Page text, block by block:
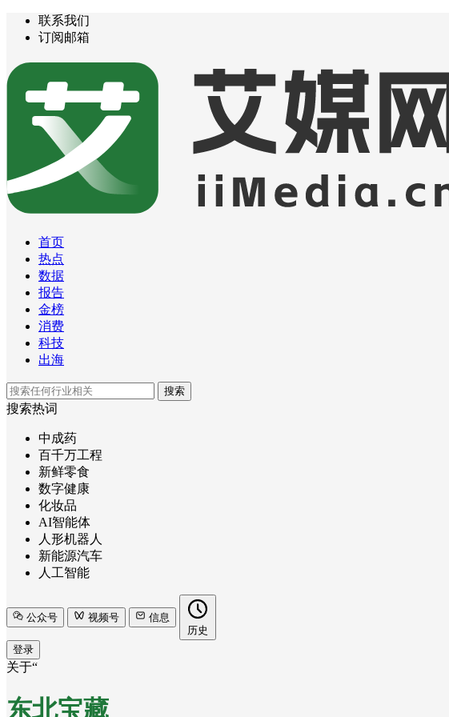
联系我们
订阅邮箱
首页
热点
数据
报告
金榜
消费
科技
出海
搜索
搜索热词
中成药
百千万工程
新鲜零食
数字健康
化妆品
AI智能体
人形机器人
新能源汽车
人工智能
公众号 视频号
信息
历史
登录
关于“
东北宝藏